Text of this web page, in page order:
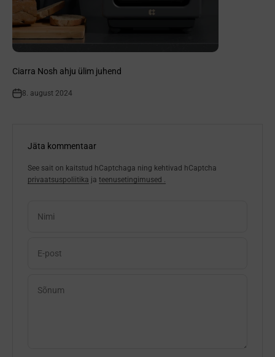
Ciarra Nosh ahju ülim juhend
8. august 2024
Jäta kommentaar
See sait on kaitstud hCaptchaga ning kehtivad hCaptcha
privaatsuspoliitika ja teenusetingimused .
Nimi
E-post
Sõnum